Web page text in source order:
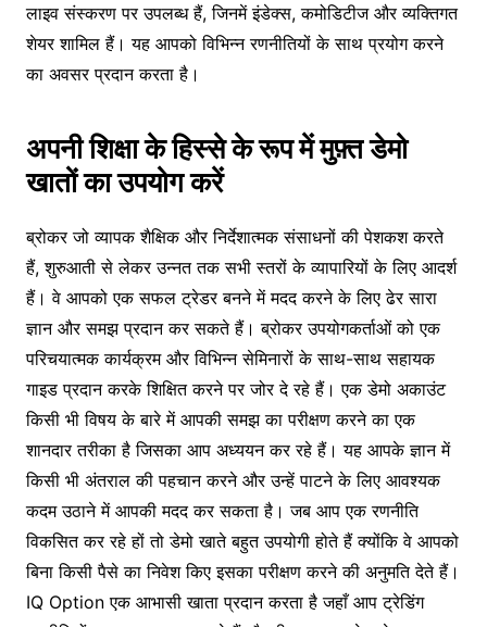
लाइव संस्करण पर उपलब्ध हैं, जिनमें इंडेक्स, कमोडिटीज और व्यक्तिगत
शेयर शामिल हैं। यह आपको विभिन्न रणनीतियों के साथ प्रयोग करने
का अवसर प्रदान करता है।
अपनी शिक्षा के हिस्से के रूप में मुफ़्त डेमो
खातों का उपयोग करें
ब्रोकर जो व्यापक शैक्षिक और निर्देशात्मक संसाधनों की पेशकश करते
हैं, शुरुआती से लेकर उन्नत तक सभी स्तरों के व्यापारियों के लिए आदर्श
हैं। वे आपको एक सफल ट्रेडर बनने में मदद करने के लिए ढेर सारा
ज्ञान और समझ प्रदान कर सकते हैं। ब्रोकर उपयोगकर्ताओं को एक
परिचयात्मक कार्यक्रम और विभिन्न सेमिनारों के साथ-साथ सहायक
गाइड प्रदान करके शिक्षित करने पर जोर दे रहे हैं। एक डेमो अकाउंट
किसी भी विषय के बारे में आपकी समझ का परीक्षण करने का एक
शानदार तरीका है जिसका आप अध्ययन कर रहे हैं। यह आपके ज्ञान में
किसी भी अंतराल की पहचान करने और उन्हें पाटने के लिए आवश्यक
कदम उठाने में आपकी मदद कर सकता है। जब आप एक रणनीति
विकसित कर रहे हों तो डेमो खाते बहुत उपयोगी होते हैं क्योंकि वे आपको
बिना किसी पैसे का निवेश किए इसका परीक्षण करने की अनुमति देते हैं।
IQ Option एक आभासी खाता प्रदान करता है जहाँ आप ट्रेडिंग